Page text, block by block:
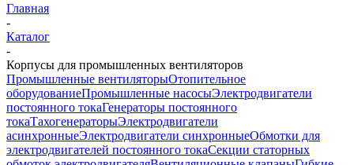
Главная
-
Каталог
-
Корпусы для промышленных вентиляторов
Промышленные вентиляторыОтопительное
оборудованиеПромышленные насосыЭлектродвигатели
постоянного токаГенераторы постоянного
токаТахогенераторыЭлектродвигатели
асинхронныеЭлектродвигатели синхронныеОбмотки для
электродвигателей постоянного токаСекции статорных